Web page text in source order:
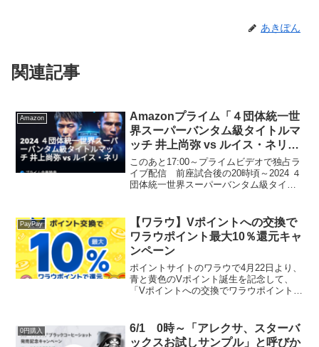
あきぽん
関連記事
Amazon
Amazonプライム「４団体統一世
界スーパーバンタム級タイトルマ
ッチ 井上尚弥 vs ルイス・ネリビ
デオ」独占配信 無料30日体験
このあと17:00～プライムビデオで独占ラ
イブ配信 前座試合後の20時頃～2024 ４
団体統一世界スーパーバンタム級タイト
日 17:00 ～東京ドーム＼無...
PayPay
【ワラウ】Vポイントへの交換で
ワラウポイント最大10％還元キャ
ンペーン
ポイントサイトのワラウで4月22日より、
青と黄色のVポイント誕生を記念して、
「Vポイントへの交換でワラウポイント最
貯めたポイントをVポイントに交換すると
交換額の...
0円購入
6/1 0時～「アレクサ、スターバ
ックスお試しサンプル」と呼びか